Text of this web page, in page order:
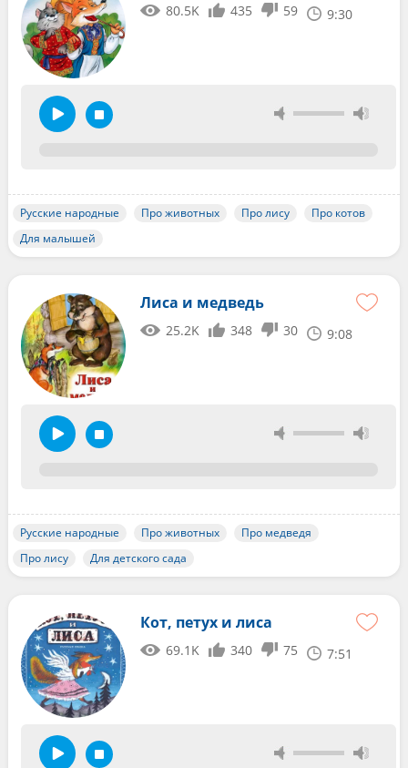
80.5K 435 59 9:30
Русские народные Про животных Про лису
Про котов
Для малышей
Лиса и медведь
25.2K 348 30 9:08
Русские народные Про животных
Про медведя
Про лису
Для детского сада
Кот, петух и лиса
69.1K 340 75 7:51